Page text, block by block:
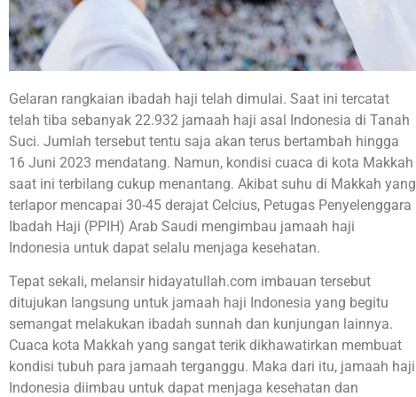
Gelaran rangkaian ibadah haji telah dimulai. Saat ini tercatat
telah tiba sebanyak 22.932 jamaah haji asal Indonesia di Tanah
Suci. Jumlah tersebut tentu saja akan terus bertambah hingga
16 Juni 2023 mendatang. Namun, kondisi cuaca di kota Makkah
saat ini terbilang cukup menantang. Akibat suhu di Makkah yang
terlapor mencapai 30-45 derajat Celcius, Petugas Penyelenggara
Ibadah Haji (PPIH) Arab Saudi mengimbau jamaah haji
Indonesia untuk dapat selalu menjaga kesehatan.
Tepat sekali, melansir hidayatullah.com imbauan tersebut
ditujukan langsung untuk jamaah haji Indonesia yang begitu
semangat melakukan ibadah sunnah dan kunjungan lainnya.
Cuaca kota Makkah yang sangat terik dikhawatirkan membuat
kondisi tubuh para jamaah terganggu. Maka dari itu, jamaah haji
Indonesia diimbau untuk dapat menjaga kesehatan dan